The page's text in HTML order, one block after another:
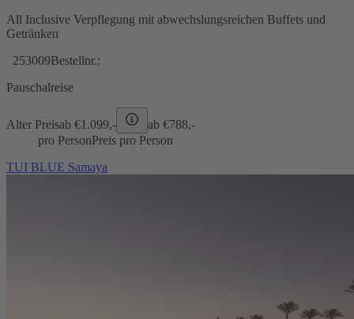
All Inclusive Verpflegung mit abwechslungsreichen Buffets und
Getränken
253009Bestellnr.:
Pauschalreise
Alter Preisab €1.099,- ab €788,-
pro PersonPreis pro Person
TUI BLUE Samaya